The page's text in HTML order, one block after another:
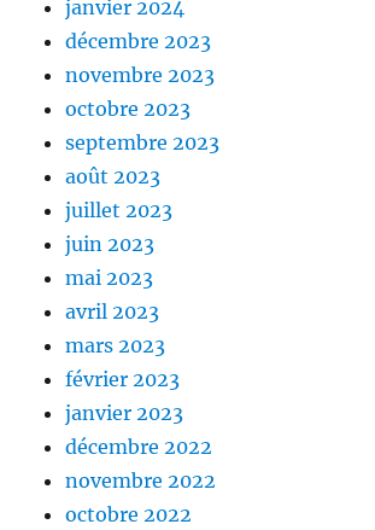
janvier 2024
décembre 2023
novembre 2023
octobre 2023
septembre 2023
août 2023
juillet 2023
juin 2023
mai 2023
avril 2023
mars 2023
février 2023
janvier 2023
décembre 2022
novembre 2022
octobre 2022